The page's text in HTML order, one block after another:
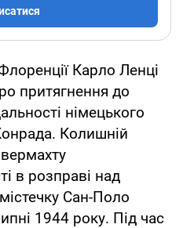
Карло Ленці
притягнення до
німецького
Колишній
вермахту
в розправі над
Сан-Поло
1944 року. Під час